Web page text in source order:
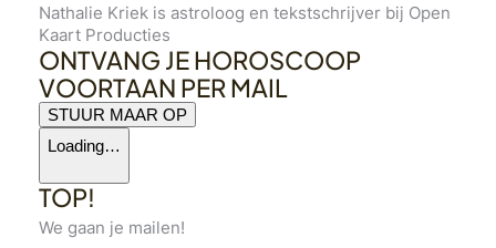
Nathalie Kriek is astroloog en tekstschrijver bij Open
Kaart Producties
ONTVANG JE HOROSCOOP
VOORTAAN PER MAIL
STUUR MAAR OP
Loading…
TOP!
We gaan je mailen!